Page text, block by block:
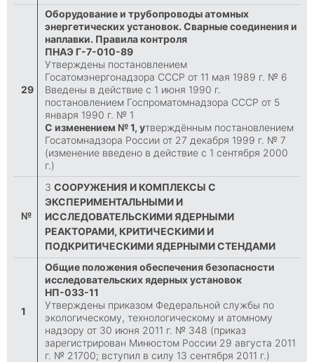
29
Оборудование и трубопроводы атомных
энергетических установок. Сварные соединения и
наплавки. Правила контроля
ПНАЭ Г-7-010-89
Утверждены постановлением
Госатомэнергонадзора СССР от 11 мая 1989 г. № 6
Введены в действие с 1 июня 1990 г.
постановлением Госпроматомнадзора СССР от 5
января 1990 г. № 1
С изменением № 1, утверждённым постановлением
Госатомнадзора России от 27 декабря 1999 г. № 7
(изменение введено в действие с 1 сентября 2000
г.)
№
3 СООРУЖЕНИЯ И КОМПЛЕКСЫ С
ЭКСПЕРИМЕНТАЛЬНЫМИ И
ИССЛЕДОВАТЕЛЬСКИМИ ЯДЕРНЫМИ
РЕАКТОРАМИ, КРИТИЧЕСКИМИ И
ПОДКРИТИЧЕСКИМИ ЯДЕРНЫМИ СТЕНДАМИ
1
Общие положения обеспечения безопасности
исследовательских ядерных установок
НП-033-11
Утверждены приказом Федеральной службы по
экологическому, технологическому и атомному
надзору от 30 июня 2011 г. № 348 (приказ
зарегистрирован Минюстом России 29 августа 2011
г. № 21700; вступил в силу 13 сентября 2011 г.)